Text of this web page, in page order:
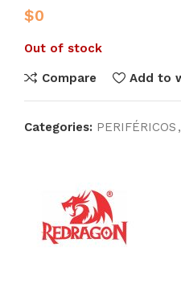
$0
Out of stock
Compare Add to
Categories: PERIFÉRICOS ,